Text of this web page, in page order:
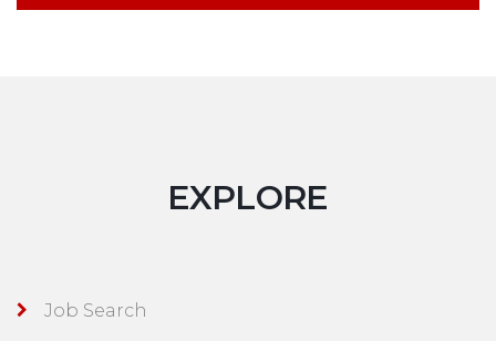
EXPLORE
Job Search